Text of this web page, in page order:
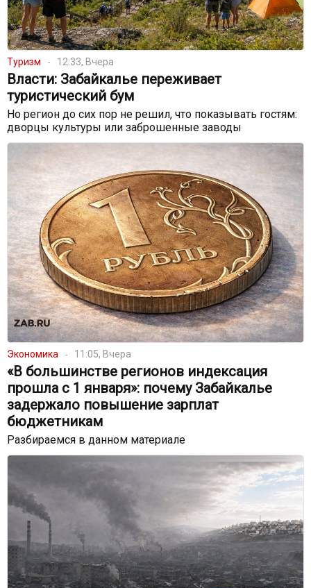
Туризм 12:33, Вчера
Власти: Забайкалье переживает
туристический бум
Но регион до сих пор не решил, что показывать гостям:
дворцы культуры или заброшенные заводы
Экономика 11:05, Вчера
«В большинстве регионов индексация
прошла с 1 января»: почему Забайкалье
задержало повышение зарплат
бюджетникам
Разбираемся в данном материале